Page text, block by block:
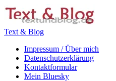
Zum
Inhalt
Text & Blog
Impressum / Über mich
Datenschutzerklärung
Kontaktformular
Mein Bluesky